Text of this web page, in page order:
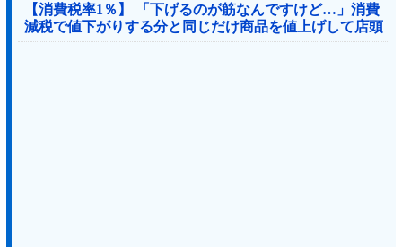
【消費税率1％】 「下げるのが筋なんですけど…」消費
減税で値下がりする分と同じだけ商品を値上げして店頭
価格を変えない店も